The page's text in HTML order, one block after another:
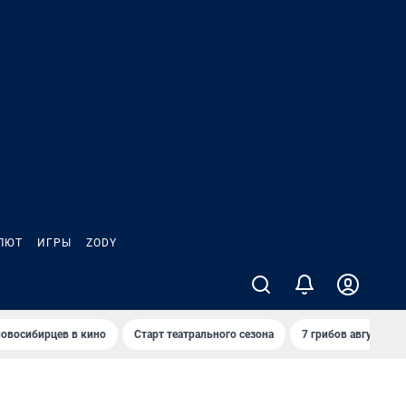
ИГРЫ ZODY
в кино Старт театрального сезона 7 грибов августа